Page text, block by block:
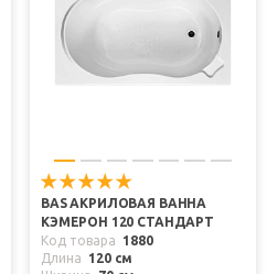
BAS АКРИЛОВАЯ ВАННА
КЭМЕРОН 120 СТАНДАРТ
Код товара
1880
Длина
120 см